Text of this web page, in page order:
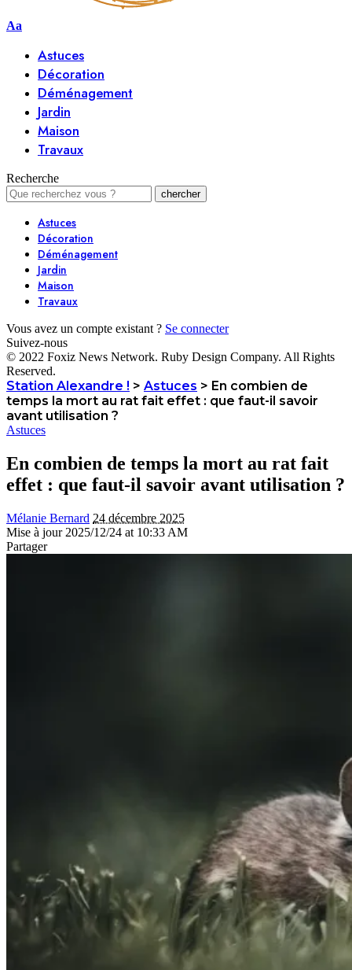
Aa
Astuces
Décoration
Déménagement
Jardin
Maison
Travaux
Recherche
Astuces
Décoration
Déménagement
Jardin
Maison
Travaux
Vous avez un compte existant ? Se connecter
Suivez-nous
© 2022 Foxiz News Network. Ruby Design Company. All Rights
Reserved.
Station Alexandre ! > Astuces > En combien de
temps la mort au rat fait effet : que faut-il savoir
avant utilisation ?
Astuces
En combien de temps la mort au rat fait
effet : que faut-il savoir avant utilisation ?
Mélanie Bernard 24 décembre 2025
Mise à jour 2025/12/24 at 10:33 AM
Partager